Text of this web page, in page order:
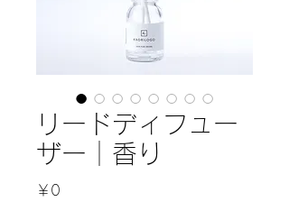
リードディフュー
ザー｜香り
￥0